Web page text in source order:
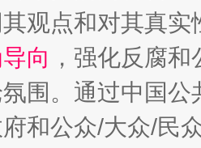
观点和对其真实
向 ，强化反腐
围。通过中国
和公众/大众/民